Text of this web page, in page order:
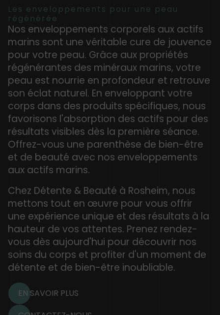
Les enveloppements pour une peau
régénérée
Nos enveloppements corporels aux actifs
marins sont une véritable cure de jouvence
pour votre peau. Grâce aux propriétés
régénérantes des minéraux marins, votre
peau est nourrie en profondeur et retrouve
son éclat naturel. En enveloppant votre
corps dans des produits spécifiques, nous
favorisons l'absorption des actifs pour des
résultats visibles dès la première séance.
Offrez-vous une parenthèse de bien-être
et de beauté avec nos enveloppements
aux actifs marins.
Chez Détente & Beauté à Rosheim, nous
mettons tout en œuvre pour vous offrir
une expérience unique et des résultats à la
hauteur de vos attentes. Prenez rendez-
vous dès aujourd'hui pour découvrir nos
soins du corps et profiter d'un moment de
détente et de bien-être inoubliable.
EN SAVOIR PLUS